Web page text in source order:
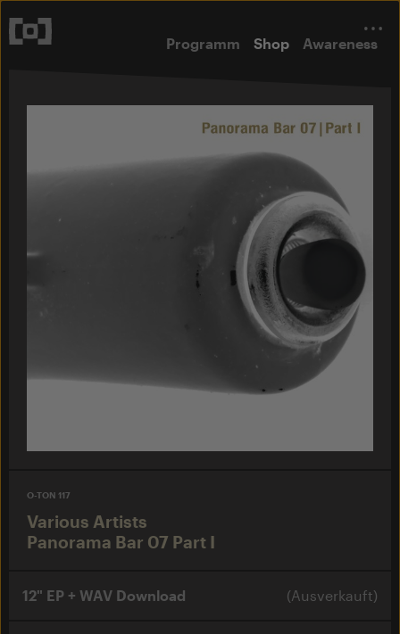
Programm Shop Awareness
O-TON 117
Various Artists
Panorama Bar 07 Part I
12" EP + WAV Download (Ausverkauft)